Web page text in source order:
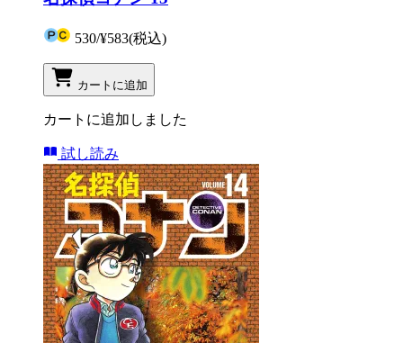
530/¥583(税込)
カートに追加
カートに追加しました
試し読み